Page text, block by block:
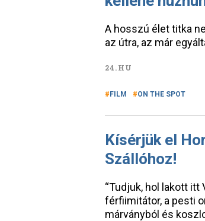
A hosszú élet titka
az útra, az már
24.HU
FILM ON THE SPOT
Kísérjük el
Szállóhoz!
“Tudjuk, hol lakott itt
férfiimitátor, a pesti
márványból és